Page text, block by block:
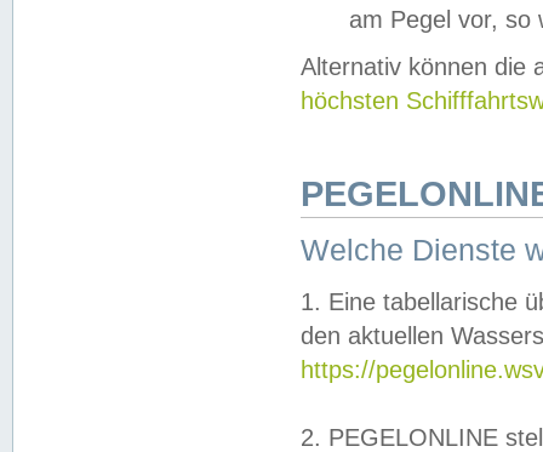
am Pegel vor,
Alternativ können die
höchsten
Welche Dienste
1. Eine tabellarische
den aktuellen
https://
2. PEGELONLINE